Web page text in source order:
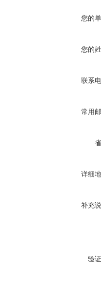
您的
您的
联系
常用
详细
补充
验